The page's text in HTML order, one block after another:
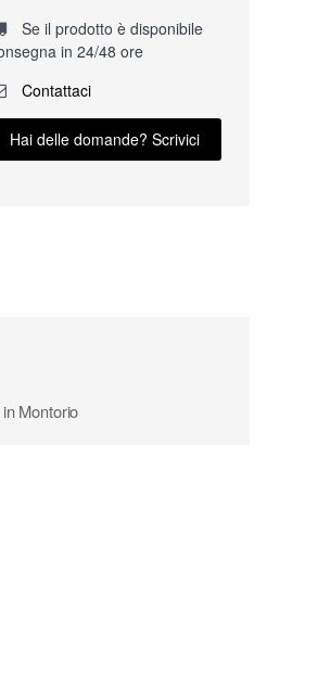
Se il prodotto è disponibile
in 24/48 ore
Contattaci
Hai delle domande? Scrivici
Montorio